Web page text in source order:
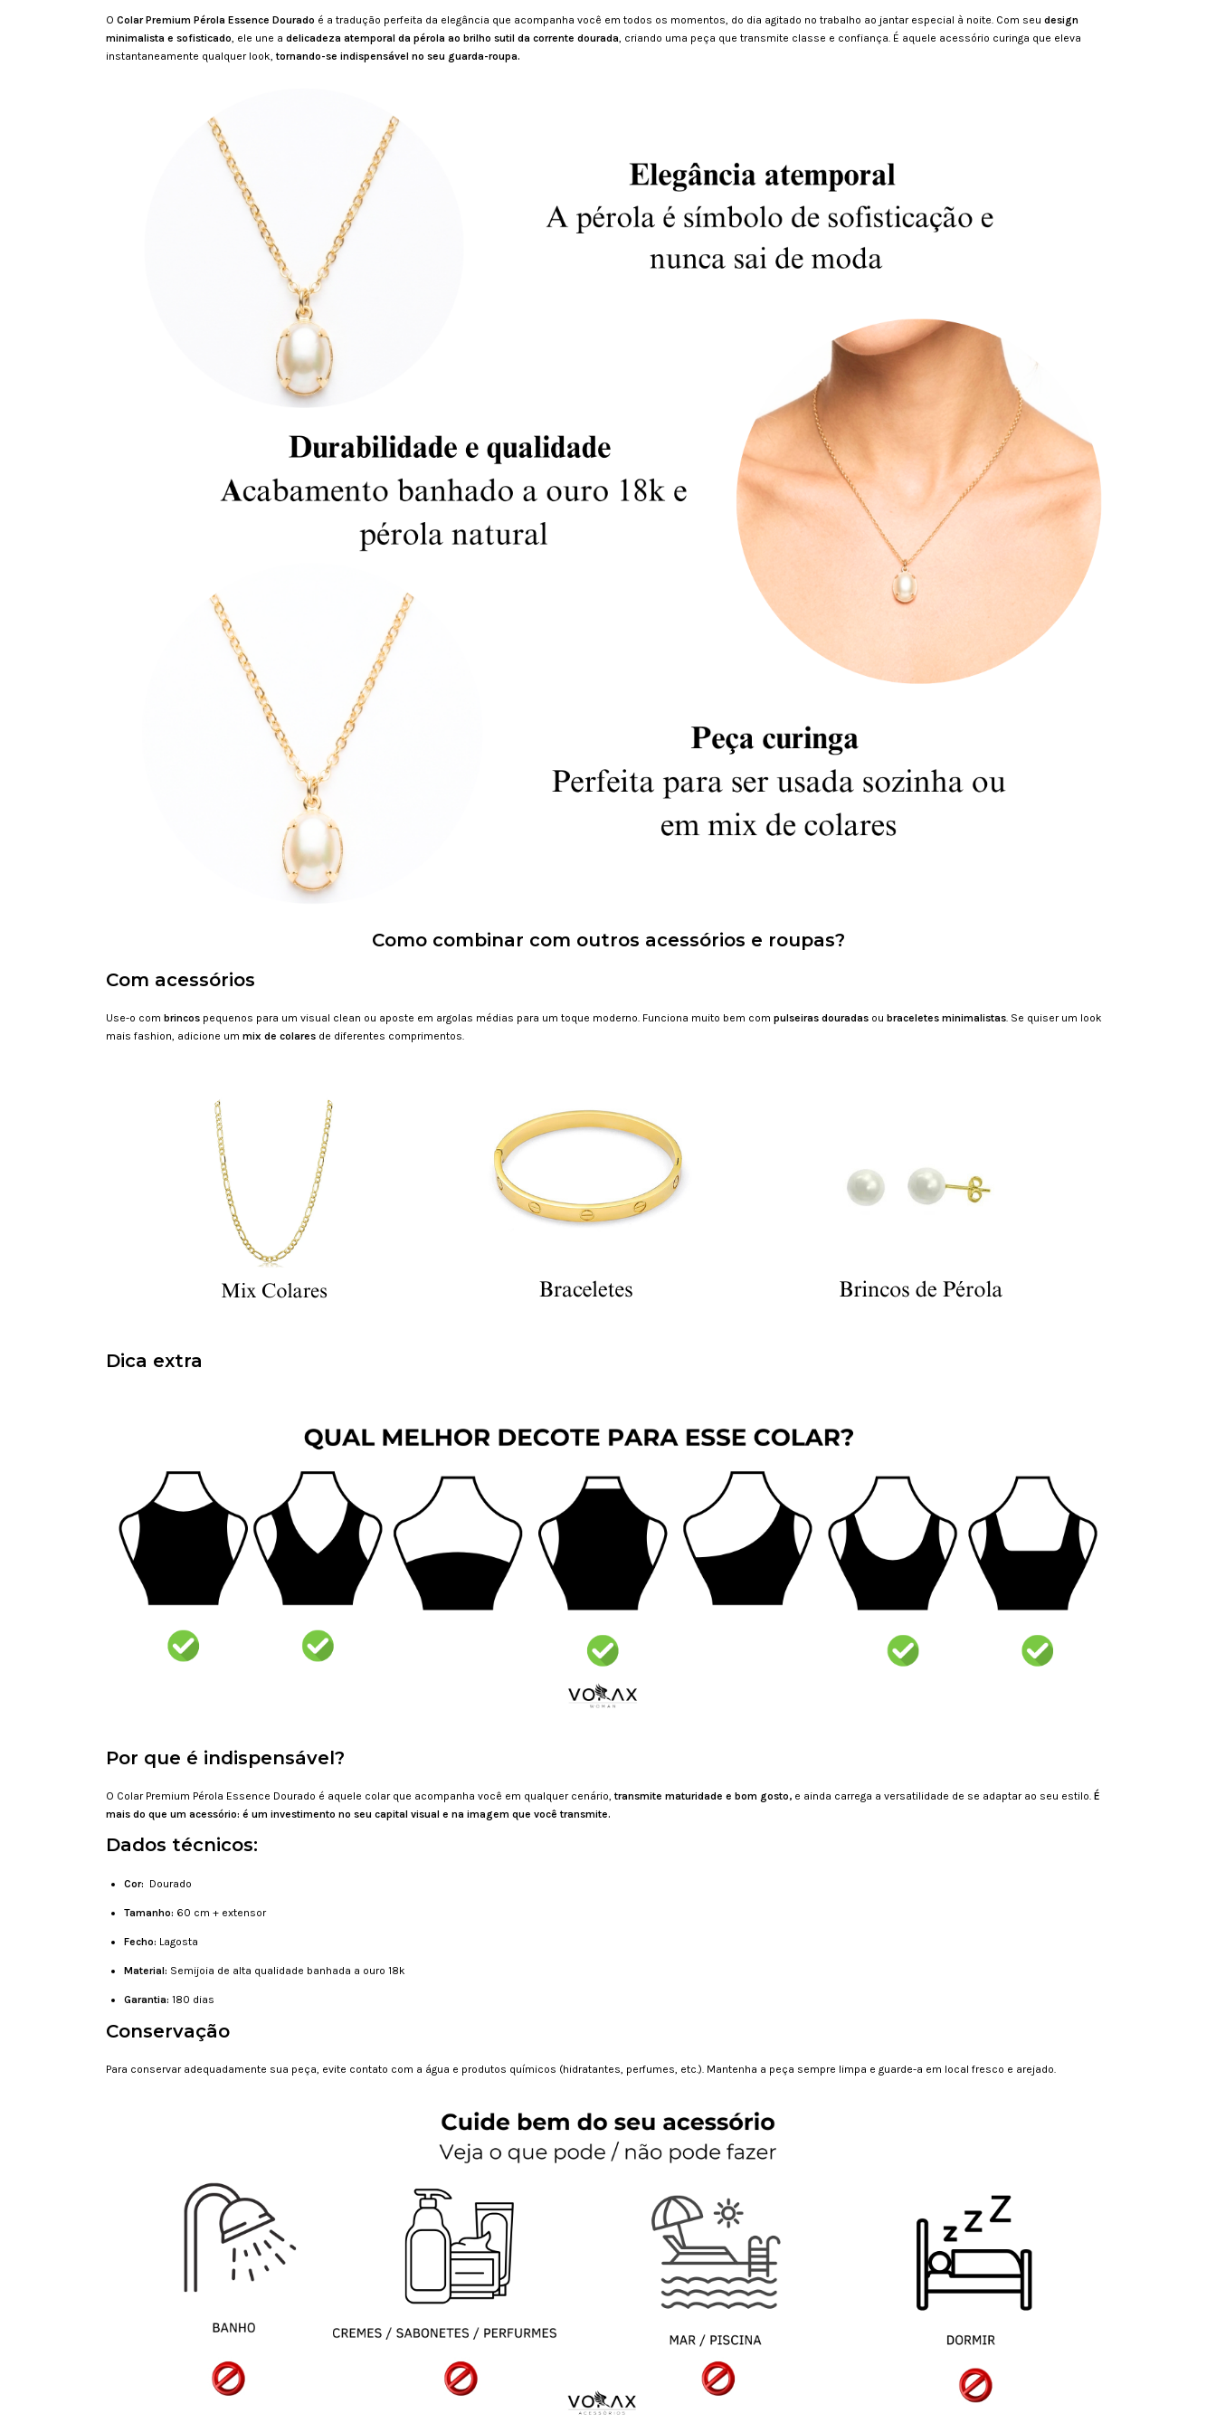
O Colar Premium Pérola Essence Dourado é a tradução perfeita da elegância que acompanha você em todos os momentos, do dia agitado no trabalho ao jantar especial à noite. Com seu design
minimalista e sofisticado, ele une a delicadeza atemporal da pérola ao brilho sutil da corrente dourada, criando uma peça que transmite classe e confiança. É aquele acessório curinga que eleva
instantaneamente qualquer look, tornando-se indispensável no seu guarda-roupa.
Como combinar com outros acessórios e roupas?
Com acessórios
Use-o com brincos pequenos para um visual clean ou aposte em argolas médias para um toque moderno. Funciona muito bem com pulseiras douradas ou braceletes minimalistas. Se quiser um look
mais fashion, adicione um mix de colares de diferentes comprimentos.
Dica extra
Por que é indispensável?
O Colar Premium Pérola Essence Dourado é aquele colar que acompanha você em qualquer cenário, transmite maturidade e bom gosto, e ainda carrega a versatilidade de se adaptar ao seu estilo. É
mais do que um acessório: é um investimento no seu capital visual e na imagem que você transmite.
Dados técnicos:
Cor: Dourado
Tamanho: 60 cm + extensor
Fecho: Lagosta
Material: Semijoia de alta qualidade banhada a ouro 18k
Garantia: 180 dias
Conservação
Para conservar adequadamente sua peça, evite contato com a água e produtos químicos (hidratantes, perfumes, etc.). Mantenha a peça sempre limpa e guarde-a em local fresco e arejado.